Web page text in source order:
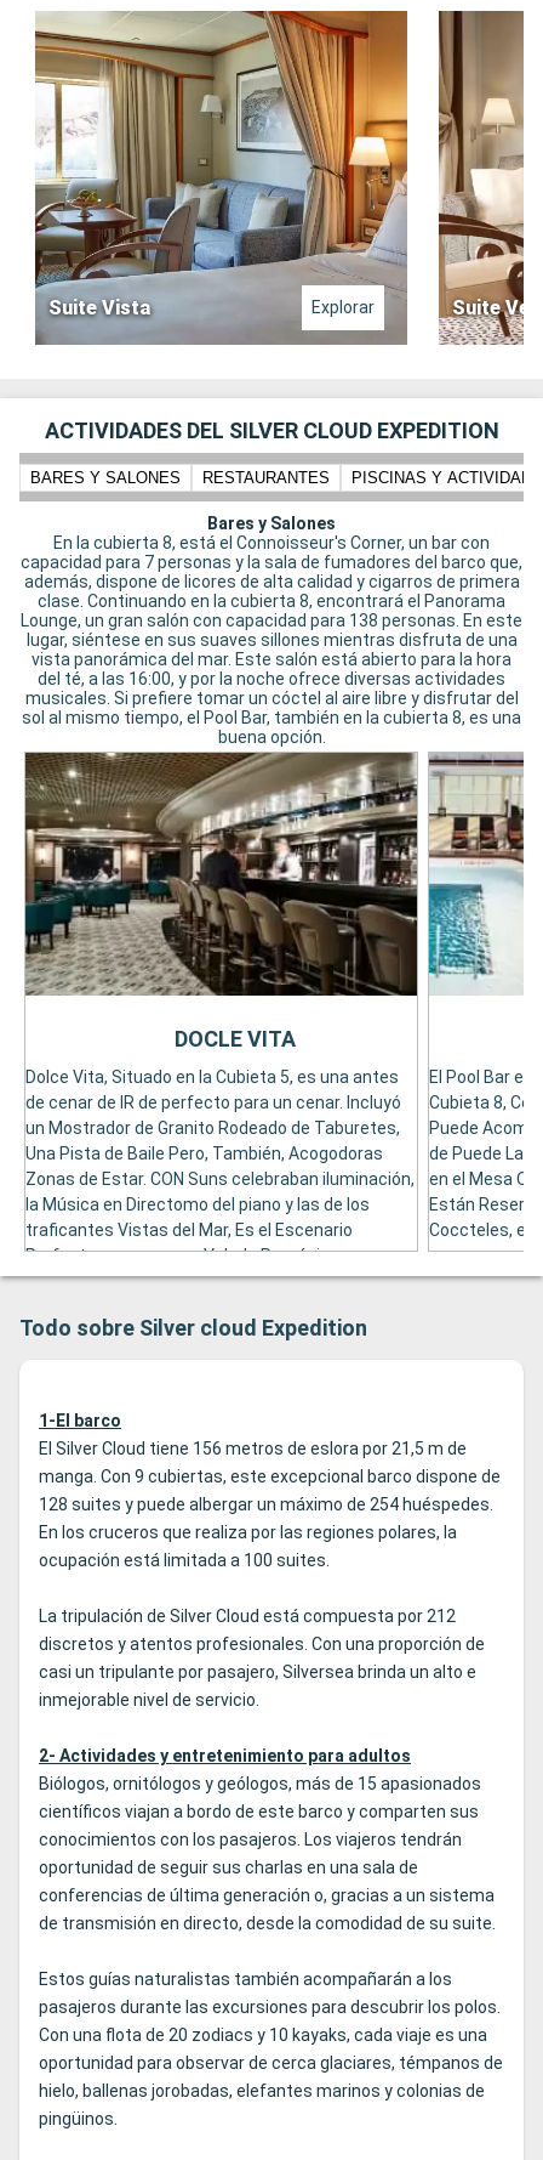
Suite Vista Explorar Suite
ACTIVIDADES DEL SILVER CLOUD EXPEDITION
BARES Y SALONES RESTAURANTES PISCINAS Y
Bares y Salones
En la cubierta 8, está el Connoisseur's Corner, un bar con
capacidad para 7 personas y la sala de fumadores del barco que,
además, dispone de licores de alta calidad y cigarros de primera
clase. Continuando en la cubierta 8, encontrará el Panorama
Lounge, un gran salón con capacidad para 138 personas. En este
lugar, siéntese en sus suaves sillones mientras disfruta de una
vista panorámica del mar. Este salón está abierto para la hora
del té, a las 16:00, y por la noche ofrece diversas actividades
musicales. Si prefiere tomar un cóctel al aire libre y disfrutar del
sol al mismo tiempo, el Pool Bar, también en la cubierta 8, es una
buena opción.
Dolce Vita, Situado en la Cubieta 5, es una antes
de cenar de IR de perfecto para un cenar. Incluyó
un Mostrador de Granito Rodeado de Taburetes,
Una Pista de Baile Pero, También, Acogodoras
Zonas de Estar. CON Suns celebraban iluminación,
la Música en Directomo del piano y las de los
traficantes Vistas del Mar, Es el Escenario
Perfecto para una una Velada Románica.
DOCLE VITA
El Pool Bar es
Cubieta 8,
Puede
de Puede La
en el Mesa O
Están
Coccteles, el
Todo sobre Silver cloud Expedition
1-El barco
El Silver Cloud tiene 156 metros de eslora por 21,5 m de
manga. Con 9 cubiertas, este excepcional barco dispone de
128 suites y puede albergar un máximo de 254 huéspedes.
En los cruceros que realiza por las regiones polares, la
ocupación está limitada a 100 suites.
La tripulación de Silver Cloud está compuesta por 212
discretos y atentos profesionales. Con una proporción de
casi un tripulante por pasajero, Silversea brinda un alto e
inmejorable nivel de servicio.
2- Actividades y entretenimiento para adultos
Biólogos, ornitólogos y geólogos, más de 15 apasionados
científicos viajan a bordo de este barco y comparten sus
conocimientos con los pasajeros. Los viajeros tendrán
oportunidad de seguir sus charlas en una sala de
conferencias de última generación o, gracias a un sistema
de transmisión en directo, desde la comodidad de su suite.
Estos guías naturalistas también acompañarán a los
pasajeros durante las excursiones para descubrir los polos.
Con una flota de 20 zodiacs y 10 kayaks, cada viaje es una
oportunidad para observar de cerca glaciares, témpanos de
hielo, ballenas jorobadas, elefantes marinos y colonias de
pingüinos.